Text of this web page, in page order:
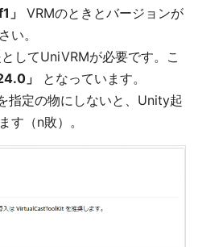
」
VRMのときとバージョンが
い。
してUniVRMが必要です。こ
」
となっています。
指定の物にしないと、Unity起
す（n敗）。